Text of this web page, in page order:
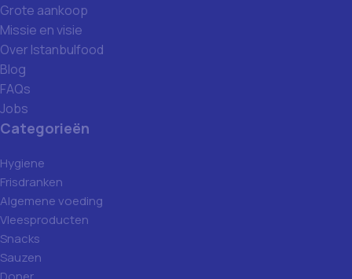
Grote aankoop
Missie en visie
Over Istanbulfood
Blog
FAQs
Jobs
Categorieën
Hygiene
Frisdranken
Algemene voeding
Vleesproducten
Snacks
Sauzen